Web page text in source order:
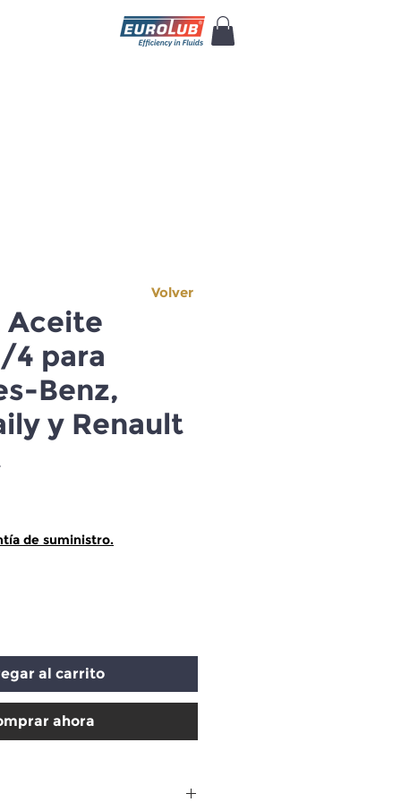
Volver
Aceite
4 para
Benz,
y Renault
de suministro.
al carrito
ahora